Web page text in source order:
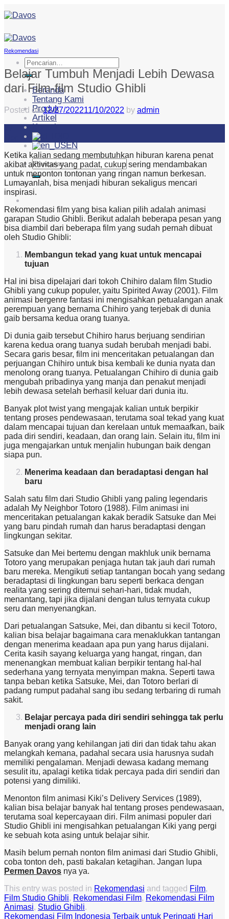
to
Pencarian
untuk:
Beranda
Tentang Kami
Produk
Artikel
Kontak
EN
Pencarian
untuk:
Rekomendasi
Belajar Tumbuh Menjadi Lebih Dewasa
dari Film-film Studio Ghibli
Posted on12/27/202211/10/2022 by admin
Ketika kalian sedang membutuhkan hiburan karena penat
akibat aktivitas yang padat, cukup sering mendambakan
untuk menonton tontonan yang ringan namun berkesan.
Lumayanlah, bisa menjadi hiburan sekaligus mencari
inspirasi.
Rekomendasi film yang bisa kalian pilih adalah animasi
garapan Studio Ghibli. Berikut adalah beberapa pesan yang
bisa diambil dari beberapa film yang sudah pernah dibuat
oleh Studio Ghibli:
Membangun tekad yang kuat untuk mencapai
tujuan
Hal ini bisa dipelajari dari tokoh Chihiro dalam film Studio
Ghibli yang cukup populer, yaitu Spirited Away (2001). Film
animasi bergenre fantasi ini mengisahkan petualangan anak
perempuan yang bernama Chihiro yang terjebak di dunia
gaib bersama kedua orang tuanya.
Di dunia gaib tersebut Chihiro harus berjuang sendirian
karena kedua orang tuanya sudah berubah menjadi babi.
Secara garis besar, film ini menceritakan petualangan dan
perjuangan Chihiro untuk bisa kembali ke dunia nyata dan
menolong orang tuanya. Petualangan Chihiro di dunia gaib
mengubah pribadinya yang manja dan penakut menjadi
lebih dewasa setelah berhasil keluar dari dunia itu.
Banyak plot twist yang mengajak kalian untuk berpikir
tentang proses pendewasaan, terutama soal tekad yang kuat
dalam mencapai tujuan dan kerelaan untuk memaafkan, baik
pada diri sendiri, keadaan, dan orang lain. Selain itu, film ini
juga mengajarkan untuk menjalin hubungan baik dengan
siapa pun.
Menerima keadaan dan beradaptasi dengan hal
baru
Salah satu film dari Studio Ghibli yang paling legendaris
adalah My Neighbor Totoro (1988). Film animasi ini
menceritakan petualangan kakak beradik Satsuke dan Mei
yang baru pindah rumah dan harus beradaptasi dengan
lingkungan sekitar.
Satsuke dan Mei bertemu dengan makhluk unik bernama
Totoro yang merupakan penjaga hutan tak jauh dari rumah
baru mereka. Mengikuti setiap tantangan bocah yang sedang
beradaptasi di lingkungan baru seperti berkaca dengan
realita yang sering ditemui sehari-hari, tidak mudah,
menantang, tapi jika dijalani dengan tulus ternyata cukup
seru dan menyenangkan.
Dari petualangan Satsuke, Mei, dan dibantu si kecil Totoro,
kalian bisa belajar bagaimana cara menaklukkan tantangan
dengan menerima keadaan apa pun yang harus dijalani.
Cerita kasih sayang keluarga yang hangat, ringan, dan
menenangkan membuat kalian berpikir tentang hal-hal
sederhana yang ternyata menyimpan makna. Seperti tawa
tanpa beban ketika Satsuke, Mei, dan Totoro berlari di
padang rumput padahal sang ibu sedang terbaring di rumah
sakit.
Belajar percaya pada diri sendiri sehingga tak perlu
menjadi orang lain
Banyak orang yang kehilangan jati diri dan tidak tahu akan
melangkah kemana, padahal secara usia harusnya sudah
memiliki pengalaman. Menjadi dewasa kadang memang
sesulit itu, apalagi ketika tidak percaya pada diri sendiri dan
potensi yang dimiliki.
Menonton film animasi Kiki’s Delivery Services (1989),
kalian bisa belajar banyak hal tentang proses pendewasaan,
terutama soal kepercayaan diri. Film animasi populer dari
Studio Ghibli ini mengisahkan petualangan Kiki yang pergi
ke sebuah kota asing untuk belajar sihir.
Masih belum pernah nonton film animasi dari Studio Ghibli,
coba tonton deh, pasti bakalan ketagihan. Jangan lupa
Permen Davos nya ya.
This entry was posted in Rekomendasi and tagged Film,
Film Studio Ghibli, Rekomendasi Film, Rekomendasi Film
Animasi, Studio Ghibli.
Rekomendasi Film Indonesia Terbaik untuk Peringati Hari